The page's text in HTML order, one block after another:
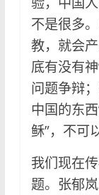
不是很多
教，就会
底有没有
问题争辩
中国的东
稣”，不可
我们现在
题。张郁